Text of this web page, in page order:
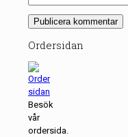
Ordersidan
Besök
vår
ordersida.